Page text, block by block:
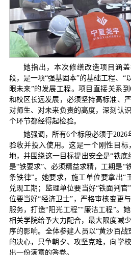
她指出，本次修缮改造项目涵
段，是一项“强基固本”的基础工程、“
眼未来”的发展工程。项目直接关系
和校区长远发展，必须坚持高标准、
对师生、对未来负责的高度，深刻认
个环节都经得起检验。
她强调，所有6个标段必须于2026
验收并投入使用。这是一个刚性目
地，并围绕这一目标提出安全是“铁底
是“铁要求”、必须精益求精，工期是“
条铁律”。她要求，施工单位要拿出“
兑现工期；监理单位要当好“铁面判
位要当好“经济卫士”，严格审核变更
服务，打造“阳光工程”“廉洁工程”。
相关学院给予大力配合，最大限度减
序的影响。全体参建人员以“黄沙百
的决心，只争朝夕、攻坚克难，向学
出一份满意的答卷。